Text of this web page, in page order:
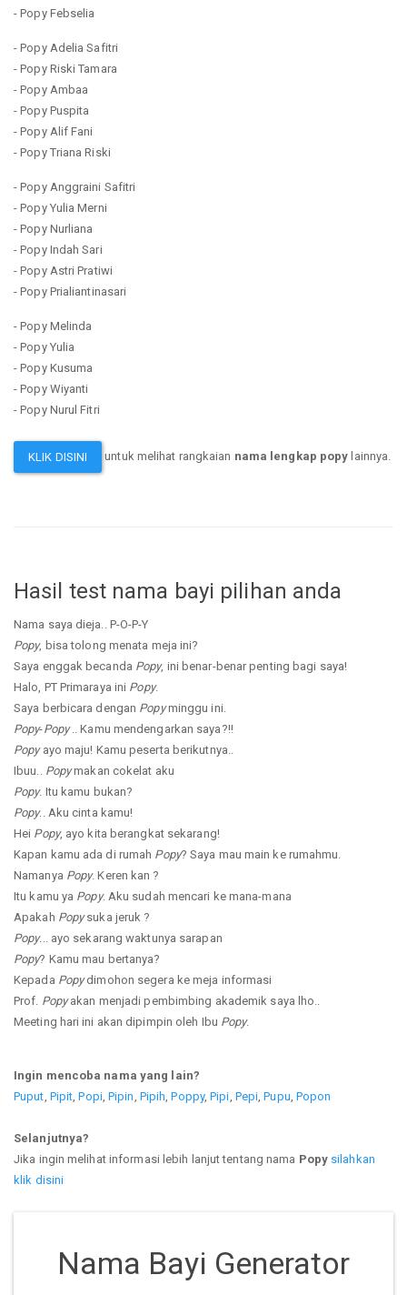
- Popy Febselia
- Popy Adelia Safitri
- Popy Riski Tamara
- Popy Ambaa
- Popy Puspita
- Popy Alif Fani
- Popy Triana Riski
- Popy Anggraini Safitri
- Popy Yulia Merni
- Popy Nurliana
- Popy Indah Sari
- Popy Astri Pratiwi
- Popy Prialiantinasari
- Popy Melinda
- Popy Yulia
- Popy Kusuma
- Popy Wiyanti
- Popy Nurul Fitri
KLIK DISINI untuk melihat rangkaian nama lengkap popy lainnya.
Hasil test nama bayi pilihan anda
Nama saya dieja.. P-O-P-Y
Popy, bisa tolong menata meja ini?
Saya enggak becanda Popy, ini benar-benar penting bagi saya!
Halo, PT Primaraya ini Popy.
Saya berbicara dengan Popyminggu ini.
Popy-Popy.. Kamu mendengarkan saya?!!
Popyayo maju! Kamu peserta berikutnya..
Ibuu.. Popymakan cokelat aku
Popy. Itu kamu bukan?
Popy.. Aku cinta kamu!
Hei Popy, ayo kita berangkat sekarang!
Kapan kamu ada di rumah Popy? Saya mau main ke rumahmu.
Namanya Popy. Keren kan ?
Itu kamu ya Popy. Aku sudah mencari ke mana-mana
Apakah Popysuka jeruk ?
Popy... ayo sekarang waktunya sarapan
Popy? Kamu mau bertanya?
Kepada Popydimohon segera ke meja informasi
Prof. Popyakan menjadi pembimbing akademik saya lho..
Meeting hari ini akan dipimpin oleh Ibu Popy.
Ingin mencoba nama yang lain?
Puput Pipit ,Popi,Pipin Pipih ,Poppy,Pipi Pepi ,Pupu Popon
Selanjutnya?
Jika ingin melihat informasi lebih lanjut tentang nama Popy silahkan
klik disini
Nama Bayi Generator